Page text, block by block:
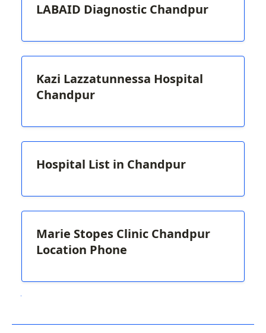
LABAID Diagnostic Chandpur
Kazi Lazzatunnessa Hospital
Chandpur
Hospital List in Chandpur
Marie Stopes Clinic Chandpur
Location Phone